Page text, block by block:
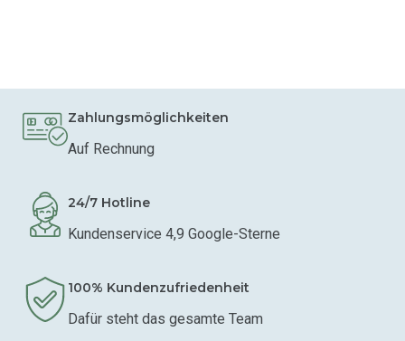
Zahlungsmöglichkeiten
Auf Rechnung
24/7 Hotline
Kundenservice 4,9 Google-Sterne
100% Kundenzufriedenheit
Dafür steht das gesamte Team